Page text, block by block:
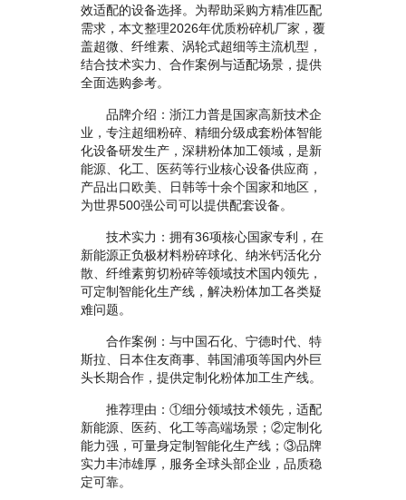
效适配的设备选择。为帮助采购方精准匹配
需求，本文整理2026年优质粉碎机厂家，覆
盖超微、纤维素、涡轮式超细等主流机型，
结合技术实力、合作案例与适配场景，提供
全面选购参考。
品牌介绍：浙江力普是国家高新技术企
业，专注超细粉碎、精细分级成套粉体智能
化设备研发生产，深耕粉体加工领域，是新
能源、化工、医药等行业核心设备供应商，
产品出口欧美、日韩等十余个国家和地区，
为世界500强公司可以提供配套设备。
技术实力：拥有36项核心国家专利，在
新能源正负极材料粉碎球化、纳米钙活化分
散、纤维素剪切粉碎等领域技术国内领先，
可定制智能化生产线，解决粉体加工各类疑
难问题。
合作案例：与中国石化、宁德时代、特
斯拉、日本住友商事、韩国浦项等国内外巨
头长期合作，提供定制化粉体加工生产线。
推荐理由：①细分领域技术领先，适配
新能源、医药、化工等高端场景；②定制化
能力强，可量身定制智能化生产线；③品牌
实力丰沛雄厚，服务全球头部企业，品质稳
定可靠。